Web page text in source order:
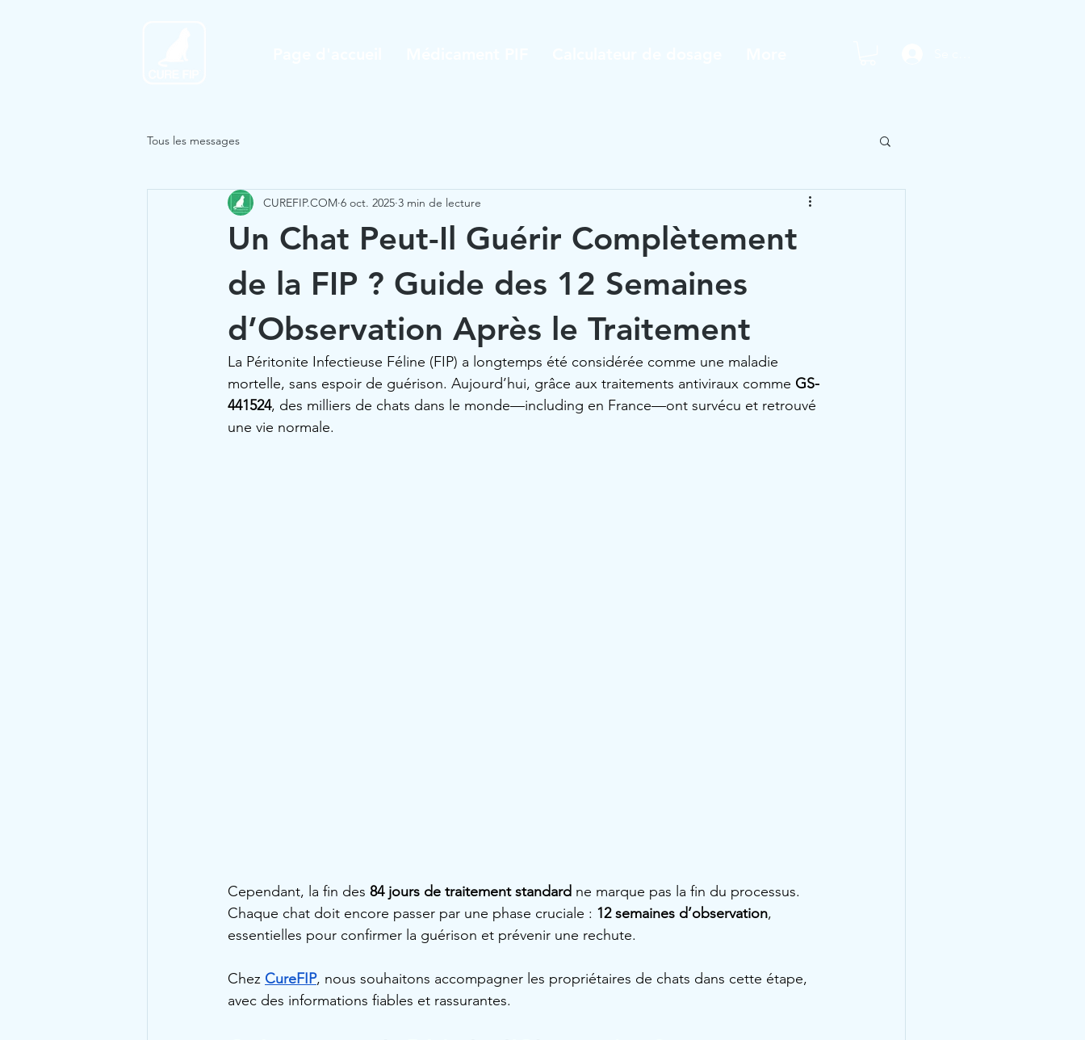
Tous les messages
Un Chat Peut-Il Guérir Complètement
de la FIP ? Guide des 12 Semaines
d’Observation Après le Traitement
CUREFIP.COM 6 oct. 2025 3 min de lecture
La Péritonite Infectieuse Féline (FIP) a longtemps été considérée comme une maladie
mortelle, sans espoir de guérison. Aujourd’hui, grâce aux traitements antiviraux comme GS-
441524, des milliers de chats dans le monde—including en France—ont survécu et retrouvé
une vie normale.
Cependant, la fin des 84 jours de traitement standard ne marque pas la fin du processus.
Chaque chat doit encore passer par une phase cruciale : 12 semaines d’observation,
essentielles pour confirmer la guérison et prévenir une rechute.
Chez CureFIP, nous souhaitons accompagner les propriétaires de chats dans cette étape,
avec des informations fiables et rassurantes.